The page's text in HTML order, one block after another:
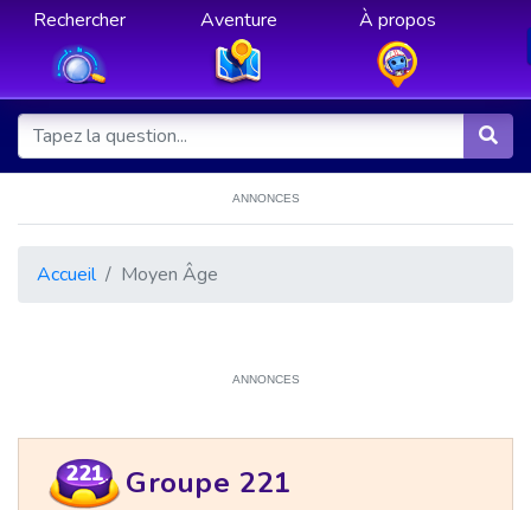
Rechercher Aventure À propos
ANNONCES
Accueil Moyen Âge
ANNONCES
221 Groupe 221